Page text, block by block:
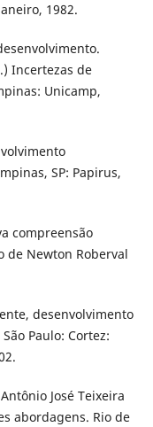
1982.
Incertezas de
Unicamp,
SP: Papirus,
compreensão
de Newton Roberval
desenvolvimento
Paulo: Cortez:
José Teixeira
abordagens. Rio de